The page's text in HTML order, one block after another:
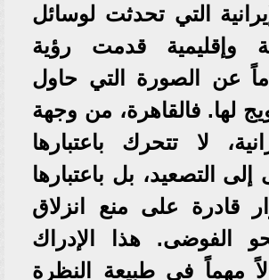
التي تحدثت لوسائل
وإقليمية قدمت رؤية
عن الصورة التي حاول
لها. فالقاهرة، من وجهة
لا تتحرك باعتبارها
التصعيد، بل باعتبارها
قادرة على منع انزلاق
الفوضى. هذا الإدراك
مهماً في طبيعة النظرة